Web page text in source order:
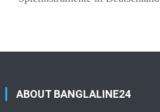
ABOUT BANGLALINE24